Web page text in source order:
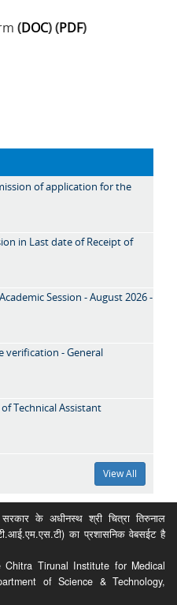
(DOC) (PDF)
of application for the
in Last date of Receipt of
Session - August 2026 -
verification - General
Technical Assistant
View All
सरकार के अधीनस्थ श्री चित्रा तिरुनाल
का प्रशासनिक वेबसईट है
Tirunal Institute for Medical
of Science & Technology,